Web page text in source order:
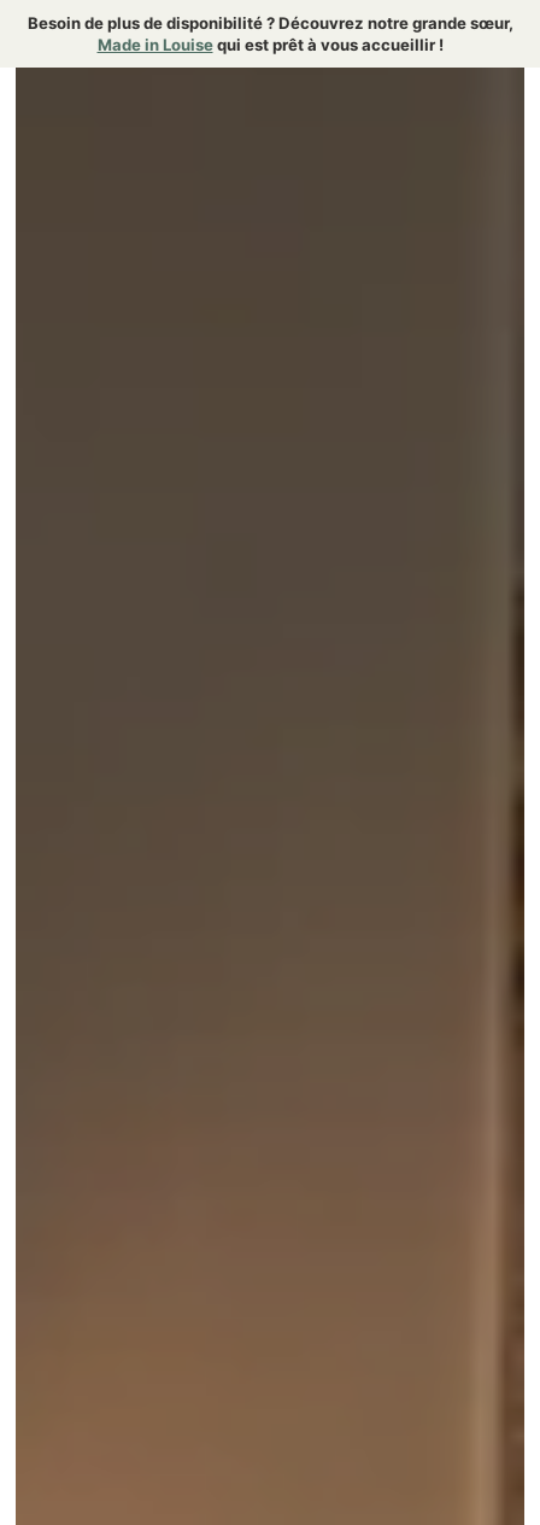
Besoin de plus de disponibilité ? Découvrez notre grande sœur,
Made in Louisequi est prêt à vous accueillir !